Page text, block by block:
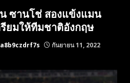
ซานโช่ สองแข้งแมน
รียมให้ทีมชาติอังกฤษ
กันยายน 11, 2022